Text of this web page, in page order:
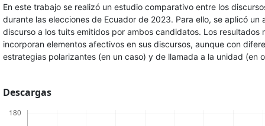
En este trabajo se realizó un estudio comparativo entre los
durante las elecciones de Ecuador de 2023. Para ello, se aplicó un
discurso a los tuits emitidos por ambos candidatos. Los resultados
incorporan elementos afectivos en sus discursos, aunque con
estrategias polarizantes (en un caso) y de llamada a la unidad (en
Descargas